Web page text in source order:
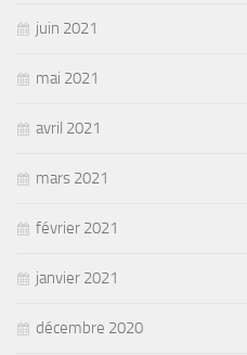
juin 2021
mai 2021
avril 2021
mars 2021
février 2021
janvier 2021
décembre 2020